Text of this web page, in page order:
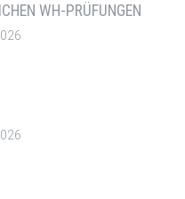
WH-PRÜFUNGEN